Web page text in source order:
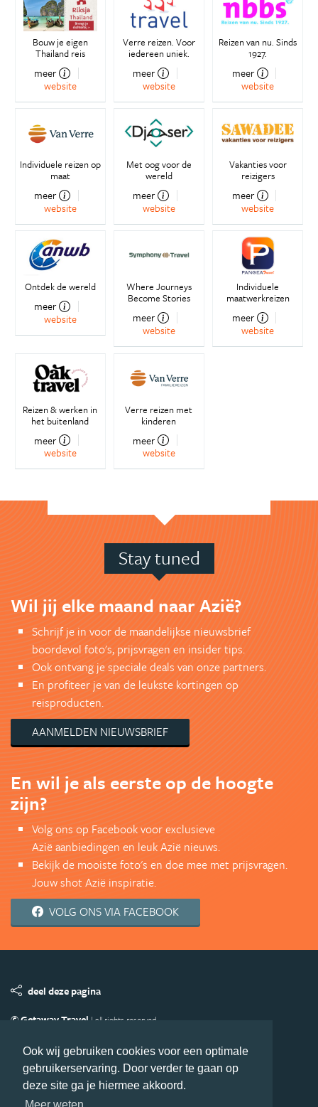
Ook wij gebruiken cookies voor een optimale
gebruikerservaring. Door verder te gaan op
deze site ga je hiermee akkoord.
Meer weten
Bouw je eigen
Thailand reis
meer
website
Verre reizen. Voor
iedereen uniek.
meer
website
Reizen van nu. Sinds
1927.
meer
website
Individuele reizen op
maat
meer
website
Met oog voor de
wereld
meer
website
Vakanties voor
reizigers
meer
website
Ontdek de wereld
meer
website
Where Journeys
Become Stories
meer
website
Individuele
maatwerkreizen
meer
website
Reizen & werken in
het buitenland
meer
website
Verre reizen met
kinderen
meer
website
Stay tuned
Wil jij elke maand naar Azië?
Schrijf je in voor de maandelijkse nieuwsbrief
boordevol foto's, prijsvragen en insider tips.
Ook ontvang je speciale deals van onze partners.
En profiteer je van de leukste kortingen op
reisproducten.
AANMELDEN NIEUWSBRIEF
En wil je als eerste op de hoogte
zijn?
Volg ons op Facebook voor exclusieve
Azië aanbiedingen en leuk Azië nieuws.
Bekijk de mooiste foto's en doe mee met prijsvragen.
Jouw shot Azië inspiratie.
VOLG ONS VIA FACEBOOK
deel deze pagina
© Getaway Travel | all rights reserved
Copyright
Privacy statement Disclaimer
Cookies
Volg Azie.nl
Nieuwsbrief